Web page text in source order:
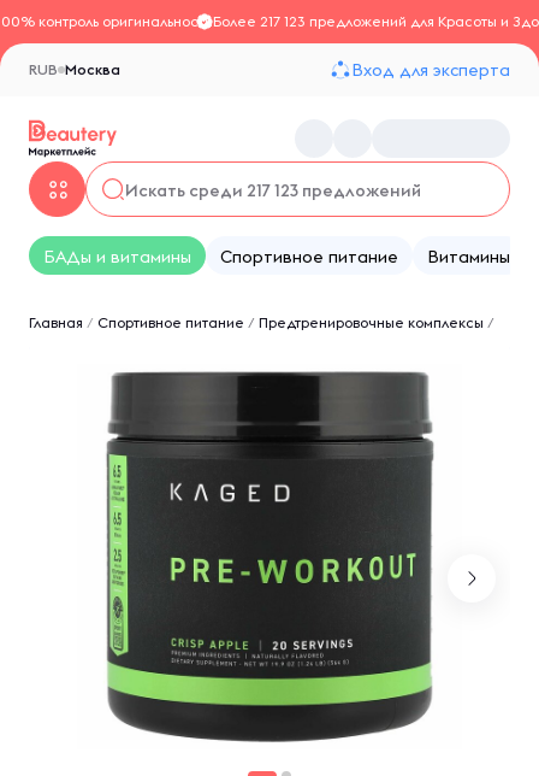
контроль оригинальностиБолее 217 123 предложений для Красоты и
Москва
RUB Вход для эксперта
БАДы и витамины Спортивное питание Витамины
Главная / Спортивное питание / Предтренировочные комплексы /